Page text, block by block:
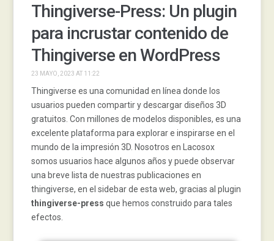
Thingiverse-Press: Un plugin
para incrustar contenido de
Thingiverse en WordPress
23 MAYO, 2023 AT 11:22
Thingiverse es una comunidad en línea donde los
usuarios pueden compartir y descargar diseños 3D
gratuitos. Con millones de modelos disponibles, es una
excelente plataforma para explorar e inspirarse en el
mundo de la impresión 3D. Nosotros en Lacosox
somos usuarios hace algunos años y puede observar
una breve lista de nuestras publicaciones en
thingiverse, en el sidebar de esta web, gracias al plugin
thingiverse-press que hemos construido para tales
efectos.